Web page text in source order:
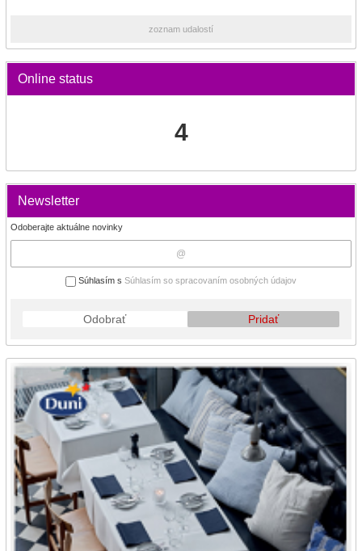
zoznam udalostí
Online status
4
Newsletter
Odoberajte aktuálne novinky
Súhlasím s Súhlasím so spracovaním osobných údajov
Odobrať Pridať